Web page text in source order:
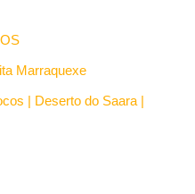
Marraquexe
| Deserto do Saara |